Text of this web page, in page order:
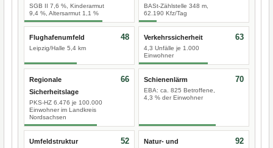
SGB II 7,6 %, Kinderarmut
9,4 %, Altersarmut 1,1 %
BASt-Zählstelle 348 m,
62.190 Kfz/Tag
Flughafenumfeld
Leipzig/Halle 5,4 km
48 Verkehrssicherheit
4,3 Unfälle je 1.000
Einwohner
63
Regionale
Sicherheitslage
PKS-HZ 6.476 je 100.000
Einwohner im Landkreis
Nordsachsen
66 Schienenlärm
EBA: ca. 825 Betroffene,
4,3 % der Einwohner
70
Umfeldstruktur 52
Natur- und
92